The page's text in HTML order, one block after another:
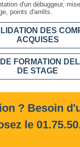
d'un débuggeur,
points d'arrêts.
DES
ACQUISES
FORMATION
DE STAGE
? Besoin
le